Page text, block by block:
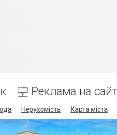
Реклама на
Нерухомість Карта міста